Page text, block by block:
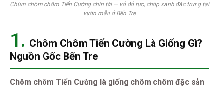
Chùm chôm chôm Tiến Cường chín tới — vỏ đỏ rực, chóp xanh đặc trưng tại
vườn mẫu ở Bến Tre
1. Chôm Chôm Tiến Cường Là Giống Gì?
Nguồn Gốc Bến Tre
Chôm chôm Tiến Cường là giống chôm chôm đặc sản